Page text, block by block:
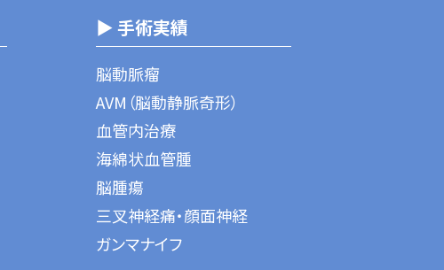
▶ 手術実績
脳動脈瘤
AVM（脳動静脈奇形）
血管内治療
海綿状血管腫
脳腫瘍
三叉神経痛・顔面神経
ガンマナイフ